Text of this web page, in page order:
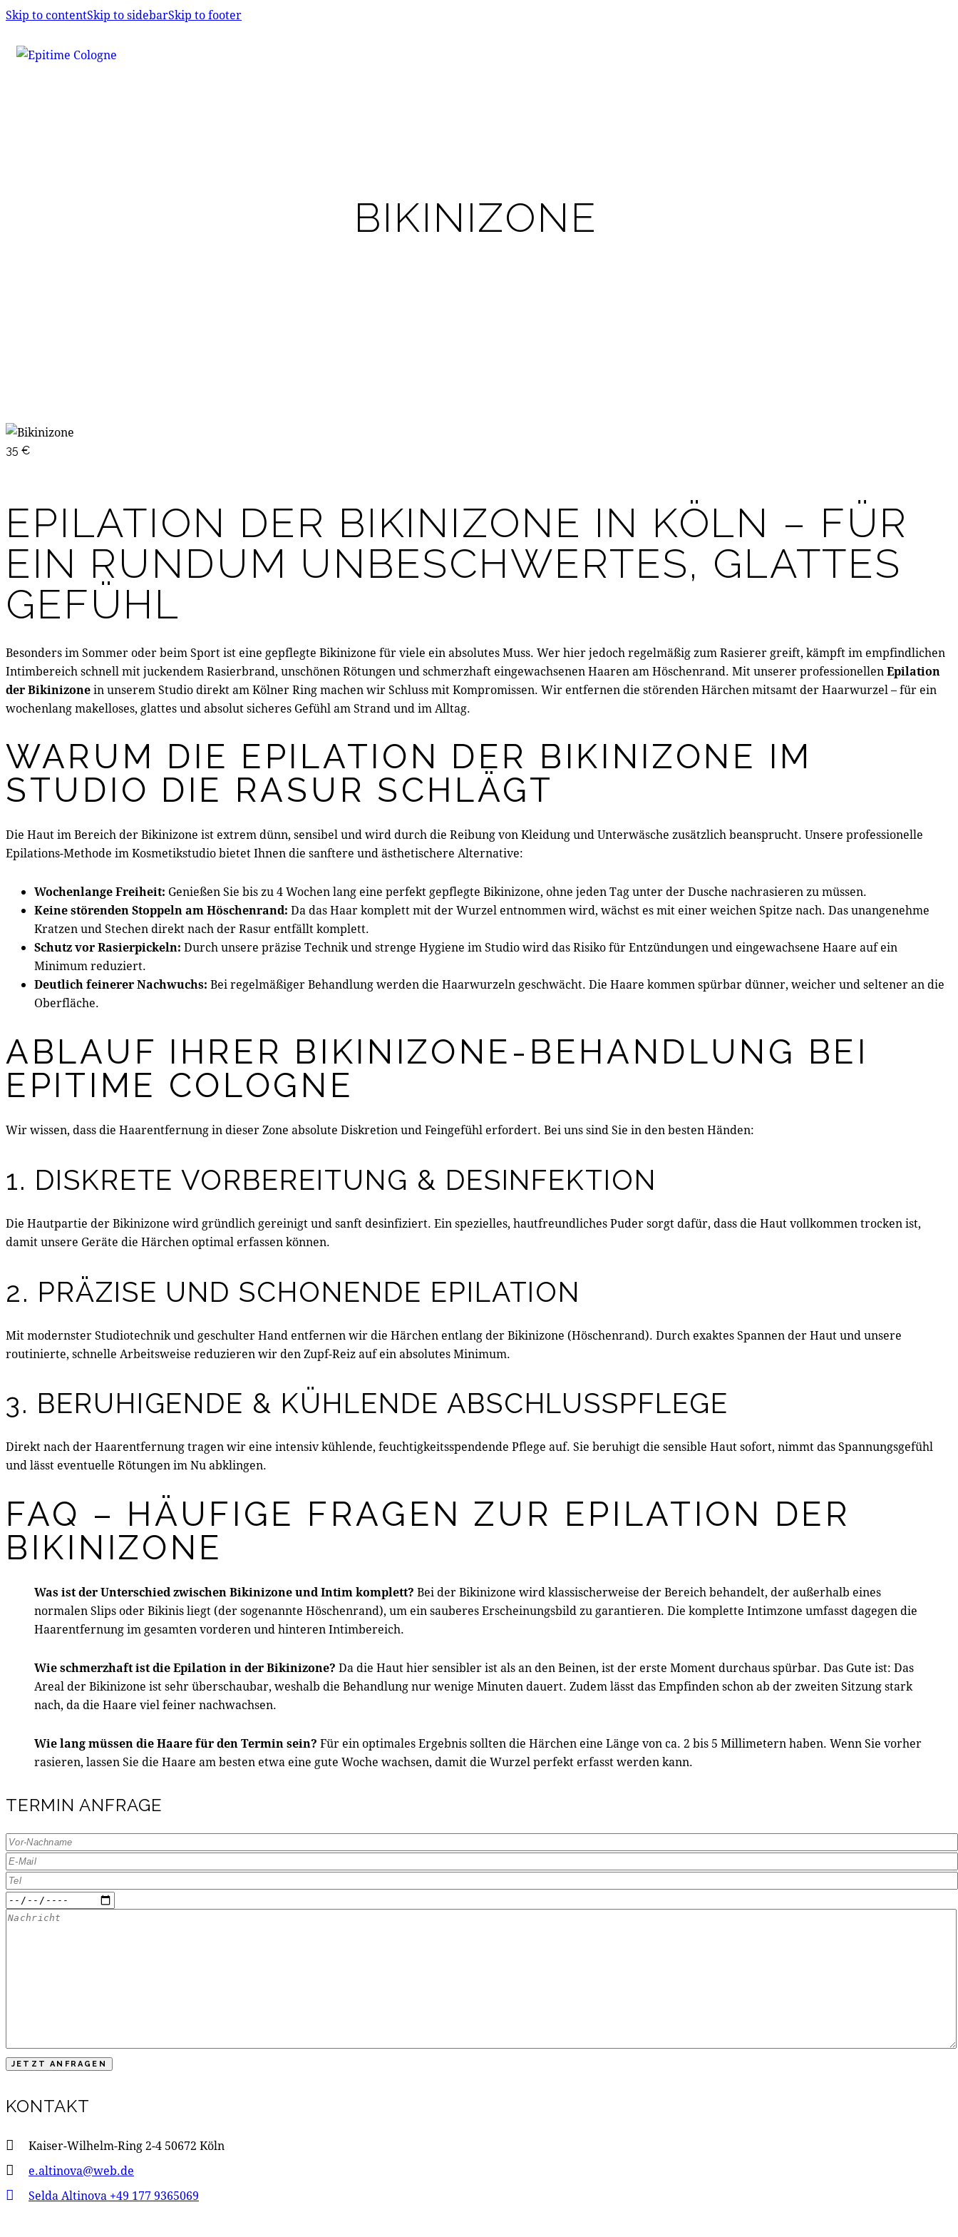
Skip to contentSkip to sidebarSkip to footer
BIKINIZONE
35 €
EPILATION DER BIKINIZONE IN KÖLN – FÜR
EIN RUNDUM UNBESCHWERTES, GLATTES
GEFÜHL
Besonders im Sommer oder beim Sport ist eine gepflegte Bikinizone für viele ein absolutes Muss. Wer hier jedoch regelmäßig zum Rasierer greift, kämpft im empfindlichen
Intimbereich schnell mit juckendem Rasierbrand, unschönen Rötungen und schmerzhaft eingewachsenen Haaren am Höschenrand. Mit unserer professionellen Epilation
der Bikinizonein unserem Studio direkt am Kölner Ring machen wir Schluss mit Kompromissen. Wir entfernen die störenden Härchen mitsamt der Haarwurzel – für ein
wochenlang makelloses, glattes und absolut sicheres Gefühl am Strand und im Alltag.
WARUM DIE EPILATION DER BIKINIZONE IM
STUDIO DIE RASUR SCHLÄGT
Die Haut im Bereich der Bikinizone ist extrem dünn, sensibel und wird durch die Reibung von Kleidung und Unterwäsche zusätzlich beansprucht. Unsere professionelle
Epilations-Methode im Kosmetikstudio bietet Ihnen die sanftere und ästhetischere Alternative:
Wochenlange Freiheit: Genießen Sie bis zu 4 Wochen lang eine perfekt gepflegte Bikinizone, ohne jeden Tag unter der Dusche nachrasieren zu müssen.
Keine störenden Stoppeln am Höschenrand: Da das Haar komplett mit der Wurzel entnommen wird, wächst es mit einer weichen Spitze nach. Das unangenehme
Kratzen und Stechen direkt nach der Rasur entfällt komplett.
Schutz vor Rasierpickeln: Durch unsere präzise Technik und strenge Hygiene im Studio wird das Risiko für Entzündungen und eingewachsene Haare auf ein
Minimum reduziert.
Deutlich feinerer Nachwuchs: Bei regelmäßiger Behandlung werden die Haarwurzeln geschwächt. Die Haare kommen spürbar dünner, weicher und seltener an die
Oberfläche.
ABLAUF IHRER BIKINIZONE-BEHANDLUNG BEI
EPITIME COLOGNE
Wir wissen, dass die Haarentfernung in dieser Zone absolute Diskretion und Feingefühl erfordert. Bei uns sind Sie in den besten Händen:
1. DISKRETE VORBEREITUNG & DESINFEKTION
Die Hautpartie der Bikinizone wird gründlich gereinigt und sanft desinfiziert. Ein spezielles, hautfreundliches Puder sorgt dafür, dass die Haut vollkommen trocken ist,
damit unsere Geräte die Härchen optimal erfassen können.
2. PRÄZISE UND SCHONENDE EPILATION
Mit modernster Studiotechnik und geschulter Hand entfernen wir die Härchen entlang der Bikinizone (Höschenrand). Durch exaktes Spannen der Haut und unsere
routinierte, schnelle Arbeitsweise reduzieren wir den Zupf-Reiz auf ein absolutes Minimum.
3. BERUHIGENDE & KÜHLENDE ABSCHLUSSPFLEGE
Direkt nach der Haarentfernung tragen wir eine intensiv kühlende, feuchtigkeitsspendende Pflege auf. Sie beruhigt die sensible Haut sofort, nimmt das Spannungsgefühl
und lässt eventuelle Rötungen im Nu abklingen.
FAQ – HÄUFIGE FRAGEN ZUR EPILATION DER
BIKINIZONE
Was ist der Unterschied zwischen Bikinizone und Intim komplett? Bei der Bikinizone wird klassischerweise der Bereich behandelt, der außerhalb eines
normalen Slips oder Bikinis liegt (der sogenannte Höschenrand), um ein sauberes Erscheinungsbild zu garantieren. Die komplette Intimzone umfasst dagegen die
Haarentfernung im gesamten vorderen und hinteren Intimbereich.
Wie schmerzhaft ist die Epilation in der Bikinizone? Da die Haut hier sensibler ist als an den Beinen, ist der erste Moment durchaus spürbar. Das Gute ist: Das
Areal der Bikinizone ist sehr überschaubar, weshalb die Behandlung nur wenige Minuten dauert. Zudem lässt das Empfinden schon ab der zweiten Sitzung stark
nach, da die Haare viel feiner nachwachsen.
Wie lang müssen die Haare für den Termin sein? Für ein optimales Ergebnis sollten die Härchen eine Länge von ca. 2 bis 5 Millimetern haben. Wenn Sie vorher
rasieren, lassen Sie die Haare am besten etwa eine gute Woche wachsen, damit die Wurzel perfekt erfasst werden kann.
TERMIN ANFRAGE
KONTAKT
Kaiser-Wilhelm-Ring 2-4 50672 Köln
e.altinova@web.de
Selda Altinova +49 177 9365069